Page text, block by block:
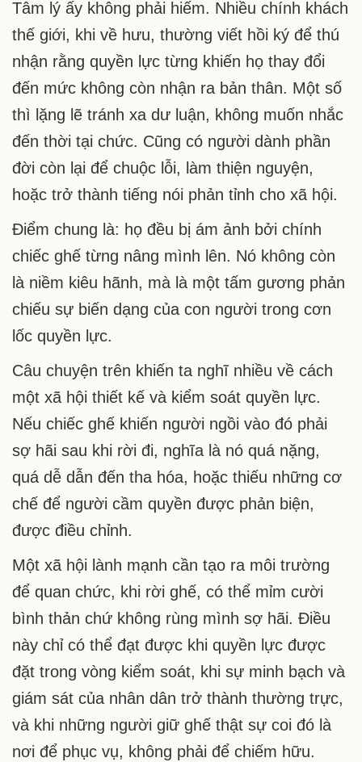
Tâm lý ấy không phải hiếm. Nhiều chính khách
thế giới, khi về hưu, thường viết hồi ký để thú
nhận rằng quyền lực từng khiến họ thay đổi
đến mức không còn nhận ra bản thân. Một số
thì lặng lẽ tránh xa dư luận, không muốn nhắc
đến thời tại chức. Cũng có người dành phần
đời còn lại để chuộc lỗi, làm thiện nguyện,
hoặc trở thành tiếng nói phản tỉnh cho xã hội.
Điểm chung là: họ đều bị ám ảnh bởi chính
chiếc ghế từng nâng mình lên. Nó không còn
là niềm kiêu hãnh, mà là một tấm gương phản
chiếu sự biến dạng của con người trong cơn
lốc quyền lực.
Câu chuyện trên khiến ta nghĩ nhiều về cách
một xã hội thiết kế và kiểm soát quyền lực.
Nếu chiếc ghế khiến người ngồi vào đó phải
sợ hãi sau khi rời đi, nghĩa là nó quá nặng,
quá dễ dẫn đến tha hóa, hoặc thiếu những cơ
chế để người cầm quyền được phản biện,
được điều chỉnh.
Một xã hội lành mạnh cần tạo ra môi trường
để quan chức, khi rời ghế, có thể mỉm cười
bình thản chứ không rùng mình sợ hãi. Điều
này chỉ có thể đạt được khi quyền lực được
đặt trong vòng kiểm soát, khi sự minh bạch và
giám sát của nhân dân trở thành thường trực,
và khi những người giữ ghế thật sự coi đó là
nơi để phục vụ, không phải để chiếm hữu.